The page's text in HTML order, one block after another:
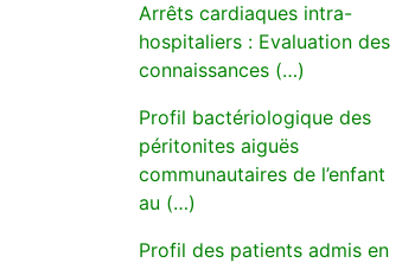
Arrêts cardiaques intra-
hospitaliers : Evaluation des
connaissances (…)
Profil bactériologique des
péritonites aiguës
communautaires de l’enfant
au (…)
Profil des patients admis en